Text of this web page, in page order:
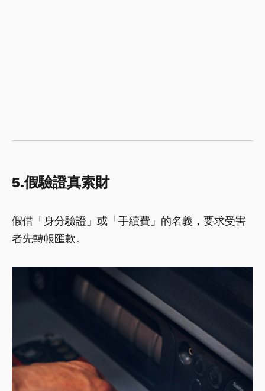
5.假驗證真索財
假借「身分驗證」或「手續費」的名義，要求受害
者先轉帳匯款。